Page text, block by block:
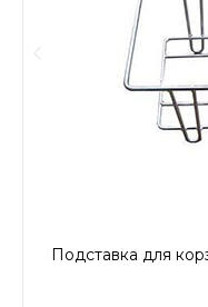
Подставка для